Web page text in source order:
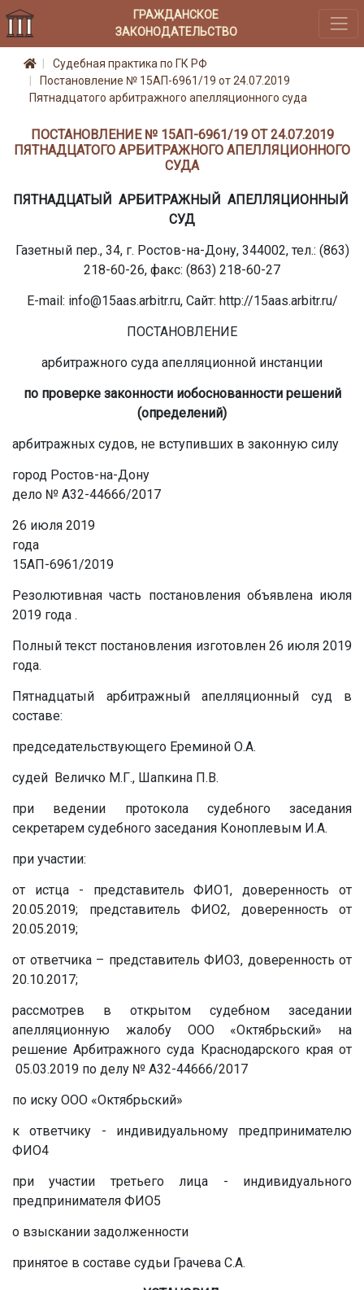
ГРАЖДАНСКОЕ
ЗАКОНОДАТЕЛЬСТВО
Судебная практика по ГК РФ
Постановление № 15АП-6961/19 от 24.07.2019
Пятнадцатого арбитражного апелляционного суда
ПОСТАНОВЛЕНИЕ № 15АП-6961/19 ОТ 24.07.2019
ПЯТНАДЦАТОГО АРБИТРАЖНОГО АПЕЛЛЯЦИОННОГО
СУДА
ПЯТНАДЦАТЫЙ АРБИТРАЖНЫЙ АПЕЛЛЯЦИОННЫЙ
СУД
Газетный пер., 34, г. Ростов-на-Дону, 344002, тел.: (863)
218-60-26, факс: (863) 218-60-27
E-mail: info@15aas.arbitr.ru, Сайт: http://15aas.arbitr.ru/
ПОСТАНОВЛЕНИЕ
арбитражного суда апелляционной инстанции
по проверке законности иобоснованности решений
(определений)
арбитражных судов, не вступивших в законную силу
город Ростов-на-Дону
дело № А32-44666/2017
26 июля 2019
года
15АП-6961/2019
Резолютивная часть постановления объявлена июля
2019 года .
Полный текст постановления изготовлен 26 июля 2019
года.
Пятнадцатый арбитражный апелляционный суд в
составе:
председательствующего Ереминой О.А.
судей Величко М.Г., Шапкина П.В.
при ведении протокола судебного заседания
секретарем судебного заседания Коноплевым И.А.
при участии:
от истца - представитель ФИО1, доверенность от
20.05.2019; представитель ФИО2, доверенность от
20.05.2019;
от ответчика – представитель ФИО3, доверенность от
20.10.2017;
рассмотрев в открытом судебном заседании
апелляционную жалобу ООО «Октябрьский» на
решение Арбитражного суда Краснодарского края от
05.03.2019 по делу № А32-44666/2017
по иску ООО «Октябрьский»
к ответчику - индивидуальному предпринимателю
ФИО4
при участии третьего лица - индивидуального
предпринимателя ФИО5
о взыскании задолженности
принятое в составе судьи Грачева С.А.